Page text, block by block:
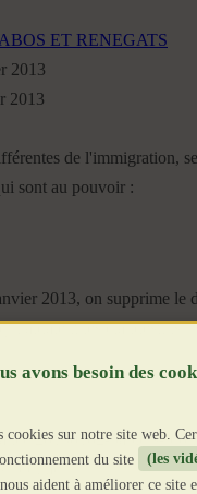
ET RENEGATS
2013
2013
de l'immigration,
sont au pouvoir :
2013, on supprime le
aidaient les clandestins
20130102-papiers-
cookies sur notre site web.
du site
(les
aident à améliorer ce site